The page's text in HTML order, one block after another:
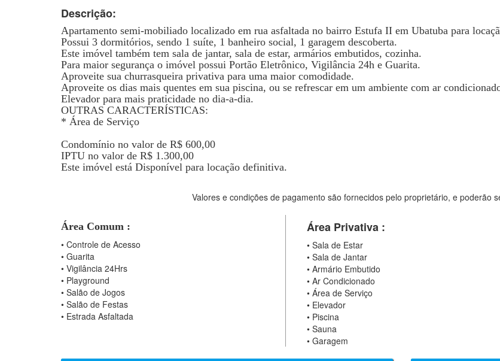
Descrição:
Apartamento semi-mobiliado localizado em rua asfaltada no bairro Estufa II em Ubatuba para
Possui 3 dormitórios, sendo 1 suíte, 1 banheiro social, 1 garagem descoberta.
Este imóvel também tem sala de jantar, sala de estar, armários embutidos, cozinha.
Para maior segurança o imóvel possui Portão Eletrônico, Vigilância 24h e Guarita.
Aproveite sua churrasqueira privativa para uma maior comodidade.
Aproveite os dias mais quentes em sua piscina, ou se refrescar em um ambiente com ar
Elevador para mais praticidade no dia-a-dia.
OUTRAS CARACTERÍSTICAS:
* Área de Serviço
Condomínio no valor de R$ 600,00
IPTU no valor de R$ 1.300,00
Este imóvel está Disponível para locação definitiva.
Valores e condições de pagamento são fornecidos pelo proprietário, e poderão
Área Comum :
• Controle de Acesso
• Guarita
• Vigilância 24Hrs
• Playground
• Salão de Jogos
• Salão de Festas
• Estrada Asfaltada
Área Privativa :
• Sala de Estar
• Sala de Jantar
• Armário Embutido
• Ar Condicionado
• Área de Serviço
• Elevador
• Piscina
• Sauna
• Garagem